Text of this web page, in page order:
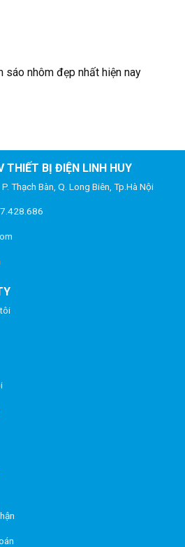
sáo nhôm đẹp nhất hiện nay
THIẾT BỊ ĐIỆN LINH HUY
Thạch Bàn, Q. Long Biên, Tp.Hà Nội